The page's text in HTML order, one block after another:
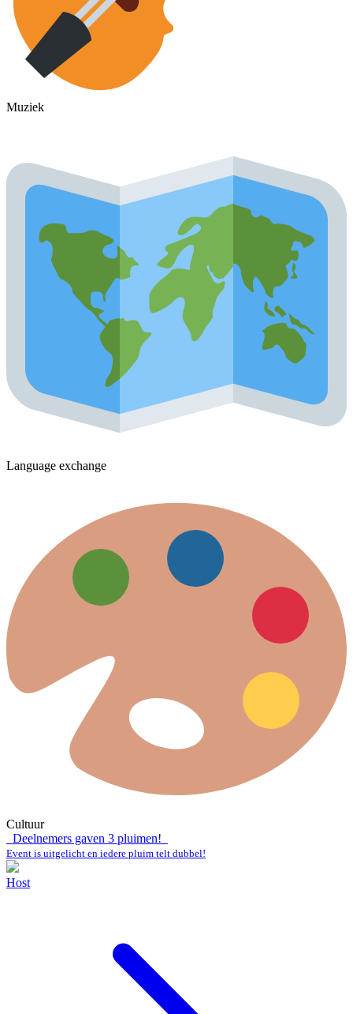
Muziek
Language exchange
Cultuur
Deelnemers gaven 3 pluimen!
Event is uitgelicht en iedere pluim telt dubbel!
Host